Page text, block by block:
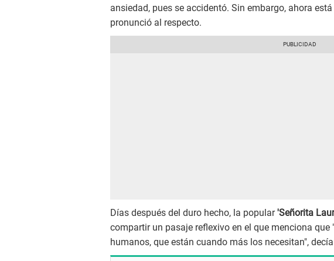
ansiedad, pues se accidentó. Sin embargo, ahora
pronunció al respecto.
Días después del duro hecho, la popular'Señorita
compartir un pasaje reflexivo en el que menciona
humanos, que están cuando más los necesitan",